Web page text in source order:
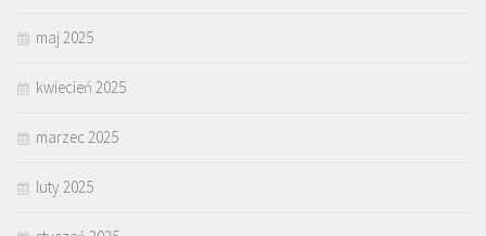
maj 2025
kwiecień 2025
marzec 2025
luty 2025